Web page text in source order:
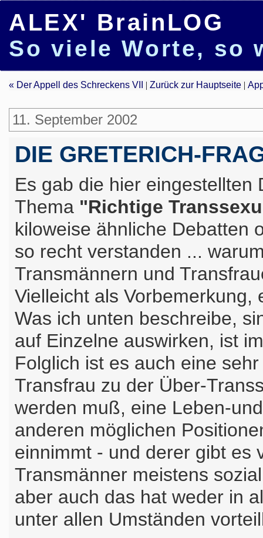
ALEX' BrainLOG
So viele Worte, so
« Der Appell des Schreckens VII | Zurück zur Hauptseite |
11. September 2002
DIE GRETERICH-
Es gab die hier eingestellten
Thema "Richtige
kiloweise ähnliche Debatten
so recht verstanden ...
Transmännern und
Vielleicht als
Was ich unten beschreibe,
auf Einzelne auswirken, ist
Folglich ist es auch eine
Transfrau zu der Über-
werden muß, eine Leben-
anderen möglichen
einnimmt - und derer gibt es
Transmänner meistens
aber auch das hat weder in
unter allen Umständen